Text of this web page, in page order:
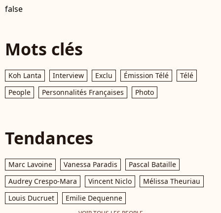
false
Mots clés
Koh Lanta Interview Exclu Émission Télé
Télé
People
Personnalités Françaises Photo
Tendances
Marc Lavoine Vanessa Paradis
Pascal Bataille
Audrey Crespo-Mara
Vincent Niclo
Mélissa Theuriau
Louis Ducruet
Emilie Dequenne